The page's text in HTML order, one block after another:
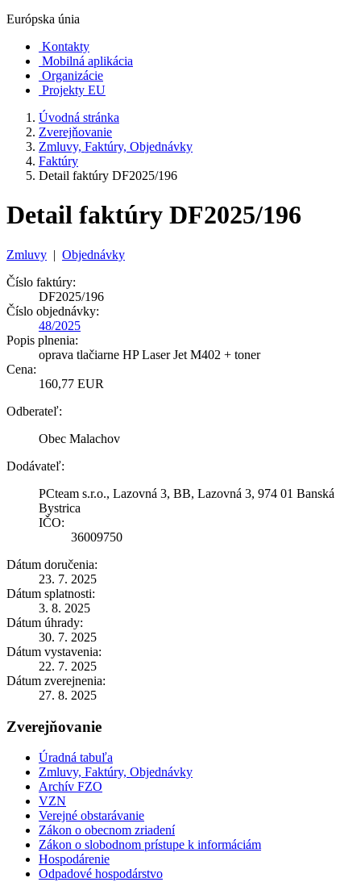
Európska únia
Kontakty
Mobilná aplikácia
Organizácie
Projekty EU
Úvodná stránka
Zverejňovanie
Zmluvy, Faktúry, Objednávky
Faktúry
Detail faktúry DF2025/196
Detail faktúry DF2025/196
Zmluvy | Objednávky
Číslo faktúry:
DF2025/196
Číslo objednávky:
48/2025
Popis plnenia:
oprava tlačiarne HP Laser Jet M402 + toner
Cena:
160,77 EUR
Odberateľ:
Obec Malachov
Dodávateľ:
PCteam s.r.o., Lazovná 3, BB, Lazovná 3, 974 01 Banská
Bystrica
IČO:
36009750
Dátum doručenia:
23. 7. 2025
Dátum splatnosti:
3. 8. 2025
Dátum úhrady:
30. 7. 2025
Dátum vystavenia:
22. 7. 2025
Dátum zverejnenia:
27. 8. 2025
Zverejňovanie
Úradná tabuľa
Zmluvy, Faktúry, Objednávky
Archív FZO
VZN
Verejné obstarávanie
Zákon o obecnom zriadení
Zákon o slobodnom prístupe k informáciám
Hospodárenie
Odpadové hospodárstvo